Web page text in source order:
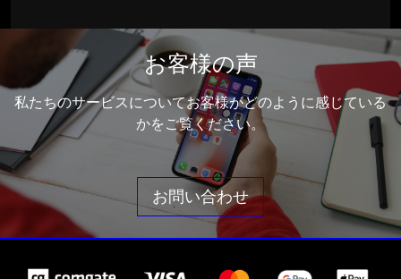
お客様の声
私たちのサービスについてお客様がどのように感じている
かをご覧ください。
お問い合わせ